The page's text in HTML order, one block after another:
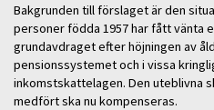
Bakgrunden till förslaget är den
personer födda 1957 har fått vänta
grundavdraget efter höjningen av
pensionssystemet och i vissa
inkomstskattelagen. Den uteblivna
medfört ska nu kompenseras.